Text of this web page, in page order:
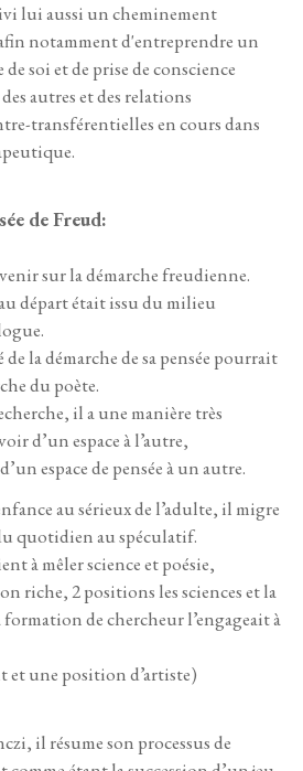
lui aussi un cheminement
notamment d'entreprendre un
soi et de prise de conscience
autres et des relations
transférentielles en cours dans
de Freud:
sur la démarche freudienne.
départ était issu du milieu
la démarche de sa pensée pourrait
du poète.
il a une manière très
d’un espace à l’autre,
espace de pensée à un autre.
au sérieux de l’adulte, il migre
quotidien au spéculatif.
à mêler science et poésie,
riche, 2 positions les sciences et la
de chercheur l’engageait à
et une position d’artiste)
il résume son processus de